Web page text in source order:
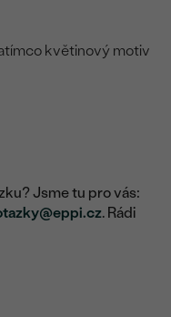
květinový motiv
Jsme tu pro vás:
. Rádi